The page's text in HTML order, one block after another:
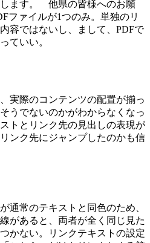
ます。 他県の皆様へのお願
ァイルが1つのみ。単独のリ
容ではないし、まして、PDFで
ていい。
実際のコンテンツの配置が揃っ
うでないのかがわからなくなっ
トとリンク先の見出しの表現が
ンク先にジャンプしたのかも信
通常のテキストと同色のため、
があると、両者が全く同じ見た
かない。リンクテキストの設定